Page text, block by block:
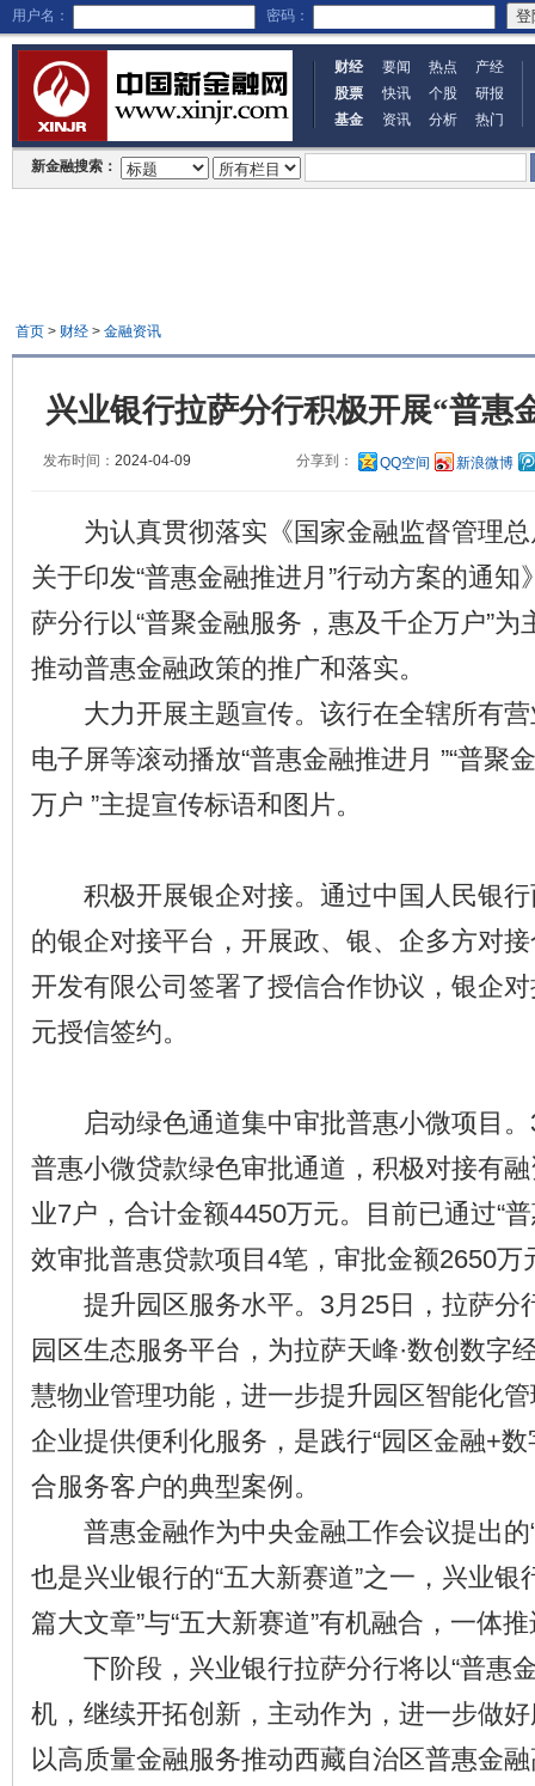
用户名： 密码：
财经 要闻 热点
产经
股票
快讯 个股
研报
基金
资讯 分析 热门
新金融搜索：
首页> 财经> 金融资讯
兴业银行拉萨分行积极开展“普惠
发布时间： 2024-04-09 分享到： QQ空间 新浪微博
为认真贯彻落实《国家金融监督管理总
关于印发“普惠金融推进月”行动方案的通
萨分行以“普聚金融服务，惠及千企万户”
推动普惠金融政策的推广和落实。
大力开展主题宣传。该行在全辖所有营
电子屏等滚动播放“普惠金融推进月 ”“普聚
万户 ”主提宣传标语和图片。
积极开展银企对接。通过中国人民银行
的银企对接平台，开展政、银、企多方对
开发有限公司签署了授信合作协议，银企
元授信签约。
启动绿色通道集中审批普惠小微项目。
普惠小微贷款绿色审批通道，积极对接有
业7户，合计金额4450万元。目前已通过“
效审批普惠贷款项目4笔，审批金额2650万
提升园区服务水平。3月25日，拉萨分
园区生态服务平台，为拉萨天峰·数创数字
慧物业管理功能，进一步提升园区智能化
企业提供便利化服务，是践行“园区金融+
合服务客户的典型案例。
普惠金融作为中央金融工作会议提出的“
也是兴业银行的“五大新赛道”之一，兴业银
篇大文章”与“五大新赛道”有机融合，一体
下阶段，兴业银行拉萨分行将以“普惠金
机，继续开拓创新，主动作为，进一步做
以高质量金融服务推动西藏自治区普惠金